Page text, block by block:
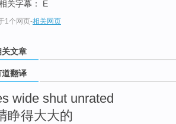
关字幕： E
1个网页-相关网页
关文章
道翻译
wide shut unrated
睁得大大的